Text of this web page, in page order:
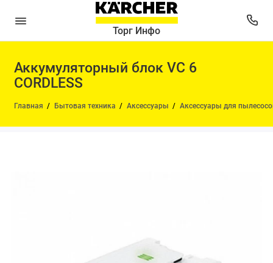
Торг Инфо
Аккумуляторный блок VC 6
CORDLESS
Главная Бытовая техника Аксессуары Аксессуары для